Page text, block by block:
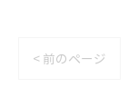
< 前のページ